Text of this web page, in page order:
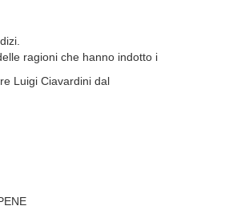
ragioni che hanno indotto i
Luigi Ciavardini dal